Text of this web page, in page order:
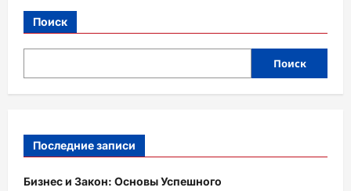
Поиск
Поиск
Последние записи
Бизнес и Закон: Основы Успешного